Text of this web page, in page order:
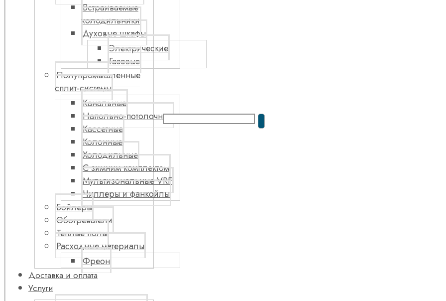
Встраиваемые
холодильники
Духовые шкафы
Электрические
Газовые
Полупромышленные
сплит-системы
Канальные
Напольно-потолочные
Кассетные
Колонные
Холодильные
С зимним комплектом
Мультизональные VRF
Чиллеры и фанкойлы
Бойлеры
Обогреватели
Теплые полы
Расходные материалы
Фреон
Доставка и оплата
Услуги